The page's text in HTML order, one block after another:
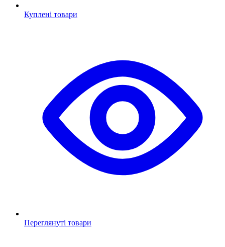
Куплені товари
Переглянуті товари